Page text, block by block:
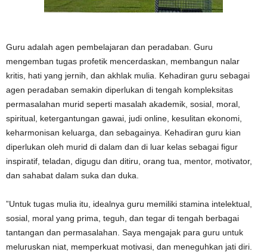
Guru adalah agen pembelajaran dan peradaban. Guru
mengemban tugas profetik mencerdaskan, membangun nalar
kritis, hati yang jernih, dan akhlak mulia. Kehadiran guru sebagai
agen peradaban semakin diperlukan di tengah kompleksitas
permasalahan murid seperti masalah akademik, sosial, moral,
spiritual, ketergantungan gawai, judi online, kesulitan ekonomi,
keharmonisan keluarga, dan sebagainya. Kehadiran guru kian
diperlukan oleh murid di dalam dan di luar kelas sebagai figur
inspiratif, teladan, digugu dan ditiru, orang tua, mentor, motivator,
dan sahabat dalam suka dan duka.
”Untuk tugas mulia itu, idealnya guru memiliki stamina intelektual,
sosial, moral yang prima, teguh, dan tegar di tengah berbagai
tantangan dan permasalahan. Saya mengajak para guru untuk
meluruskan niat, memperkuat motivasi, dan meneguhkan jati diri.